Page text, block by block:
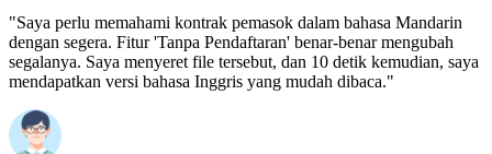
"Saya perlu memahami kontrak pemasok dalam bahasa Mandarin
dengan segera. Fitur 'Tanpa Pendaftaran' benar-benar mengubah
segalanya. Saya menyeret file tersebut, dan 10 detik kemudian, saya
mendapatkan versi bahasa Inggris yang mudah dibaca."